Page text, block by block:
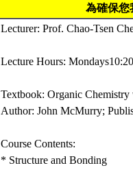
為確保您
Lecturer: Prof. Chao-Tsen
Lecture Hours:
Textbook: Organic
Author: John McMurry;
Course Contents:
* Structure and Bonding